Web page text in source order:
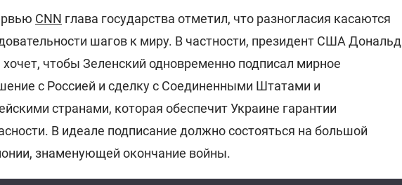
CNN глава государства отметил, что разногласия касаются
шагов к миру. В частности, президент США Дональд
чтобы Зеленский одновременно подписал мирное
с Россией и сделку с Соединенными Штатами и
странами, которая обеспечит Украине гарантии
В идеале подписание должно состояться на большой
знаменующей окончание войны.